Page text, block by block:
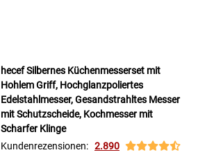
hecef Silbernes Küchenmesserset mit
Hohlem Griff, Hochglanzpoliertes
Edelstahlmesser, Gesandstrahltes Messer
mit Schutzscheide, Kochmesser mit
Scharfer Klinge
Kundenrezensionen: 2.890